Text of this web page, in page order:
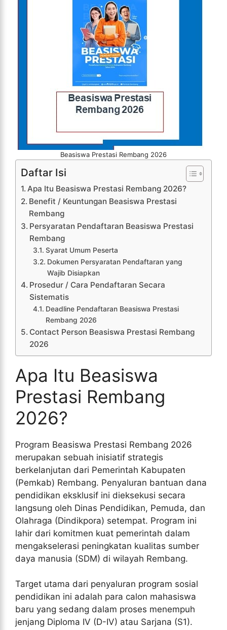
Beasiswa Prestasi Rembang 2026
Daftar Isi
Apa Itu Beasiswa Prestasi Rembang 2026?
Benefit / Keuntungan Beasiswa Prestasi
Rembang
Persyaratan Pendaftaran Beasiswa Prestasi
Rembang
Syarat Umum Peserta
Dokumen Persyaratan Pendaftaran yang
Wajib Disiapkan
Prosedur / Cara Pendaftaran Secara
Sistematis
Deadline Pendaftaran Beasiswa Prestasi
Rembang 2026
Contact Person Beasiswa Prestasi Rembang
2026
Apa Itu Beasiswa
Prestasi Rembang
2026?
Program Beasiswa Prestasi Rembang 2026
merupakan sebuah inisiatif strategis
berkelanjutan dari Pemerintah Kabupaten
(Pemkab) Rembang. Penyaluran bantuan dana
pendidikan eksklusif ini dieksekusi secara
langsung oleh Dinas Pendidikan, Pemuda, dan
Olahraga (Dindikpora) setempat. Program ini
lahir dari komitmen kuat pemerintah dalam
mengakselerasi peningkatan kualitas sumber
daya manusia (SDM) di wilayah Rembang.
Target utama dari penyaluran program sosial
pendidikan ini adalah para calon mahasiswa
baru yang sedang dalam proses menempuh
jenjang Diploma IV (D-IV) atau Sarjana (S1).